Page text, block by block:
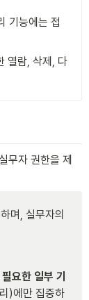
기능에는 접
열람, 삭제, 다
무자 권한을 제
며, 실무자의
요한 일부 기
)에만 집중하